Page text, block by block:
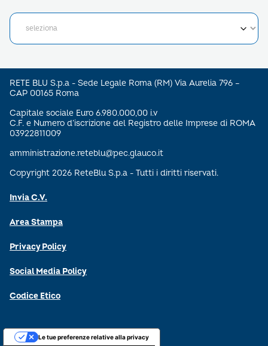
RETE BLU S.p.a - Sede Legale Roma (RM) Via Aurelia 796 –
CAP 00165 Roma
Capitale sociale Euro 6.980.000,00 i.v
C.F. e Numero d’iscrizione del Registro delle Imprese di ROMA
03922811009
amministrazione.reteblu@pec.glauco.it
Copyright 2026 ReteBlu S.p.a - Tutti i diritti riservati.
Invia C.V.
Area Stampa
Privacy Policy
Social Media Policy
Codice Etico
Le tue preferenze relative alla privacy